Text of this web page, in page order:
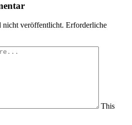
veröffentlicht. Erforderliche
This